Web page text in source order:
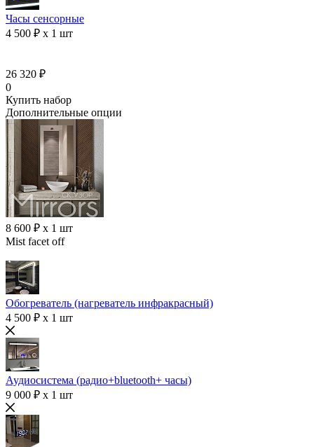
Часы сенсорные
4 500 ₽ x 1 шт
26 320 ₽
0
Купить набор
Дополнительные опции
8 600 ₽ x 1 шт
Mist facet off
Обогреватель (нагреватель инфракрасный)
4 500 ₽ x 1 шт
Аудиосистема (радио+bluetooth+ часы)
9 000 ₽ x 1 шт